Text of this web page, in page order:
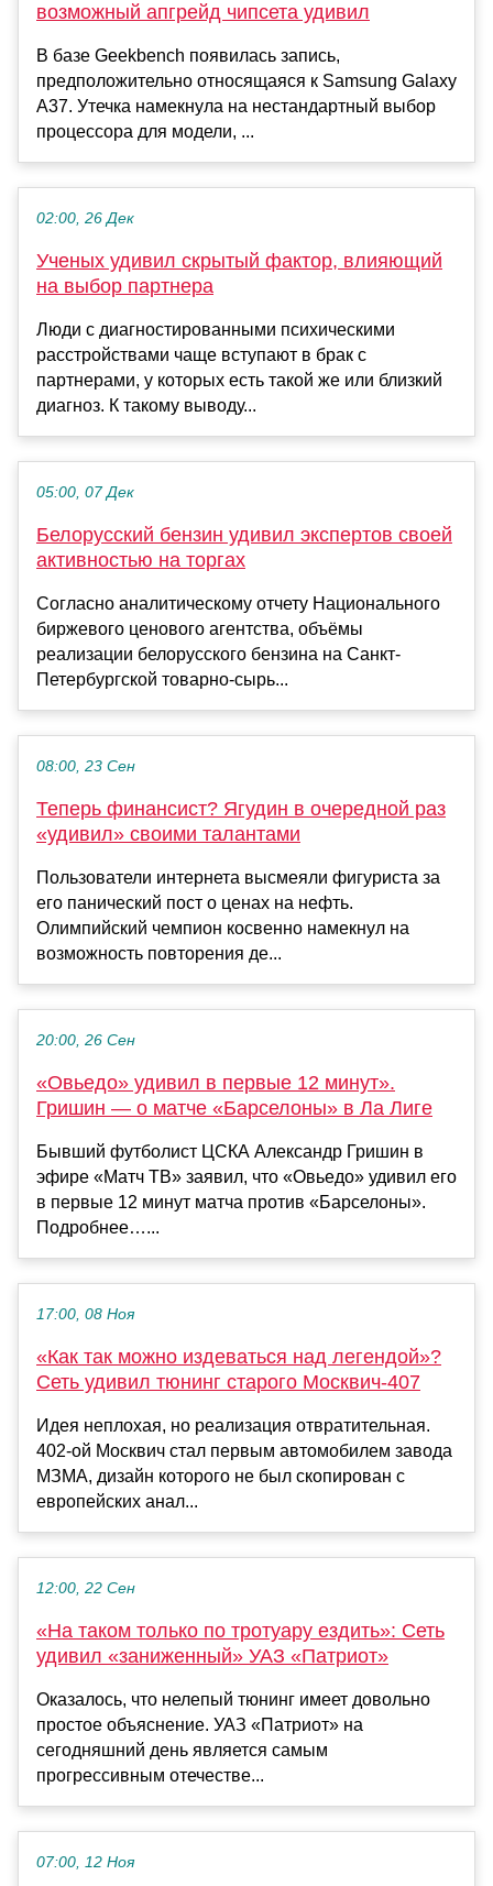
возможный апгрейд чипсета удивил
В базе Geekbench появилась запись,
предположительно относящаяся к Samsung Galaxy
A37. Утечка намекнула на нестандартный выбор
процессора для модели, ...
02:00, 26 Дек
Ученых удивил скрытый фактор, влияющий
на выбор партнера
Люди с диагностированными психическими
расстройствами чаще вступают в брак с
партнерами, у которых есть такой же или близкий
диагноз. К такому выводу...
05:00, 07 Дек
Белорусский бензин удивил экспертов своей
активностью на торгах
Согласно аналитическому отчету Национального
биржевого ценового агентства, объёмы
реализации белорусского бензина на Санкт-
Петербургской товарно-сырь...
08:00, 23 Сен
Теперь финансист? Ягудин в очередной раз
«удивил» своими талантами
Пользователи интернета высмеяли фигуриста за
его панический пост о ценах на нефть.
Олимпийский чемпион косвенно намекнул на
возможность повторения де...
20:00, 26 Сен
«Овьедо» удивил в первые 12 минут».
Гришин — о матче «Барселоны» в Ла Лиге
Бывший футболист ЦСКА Александр Гришин в
эфире «Матч ТВ» заявил, что «Овьедо» удивил его
в первые 12 минут матча против «Барселоны».
Подробнее…...
17:00, 08 Ноя
«Как так можно издеваться над легендой»?
Сеть удивил тюнинг старого Москвич-407
Идея неплохая, но реализация отвратительная.
402-ой Москвич стал первым автомобилем завода
МЗМА, дизайн которого не был скопирован с
европейских анал...
12:00, 22 Сен
«На таком только по тротуару ездить»: Сеть
удивил «заниженный» УАЗ «Патриот»
Оказалось, что нелепый тюнинг имеет довольно
простое объяснение. УАЗ «Патриот» на
сегодняшний день является самым
прогрессивным отечестве...
07:00, 12 Ноя